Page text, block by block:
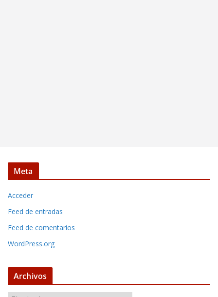
Meta
Acceder
Feed de entradas
Feed de comentarios
WordPress.org
Archivos